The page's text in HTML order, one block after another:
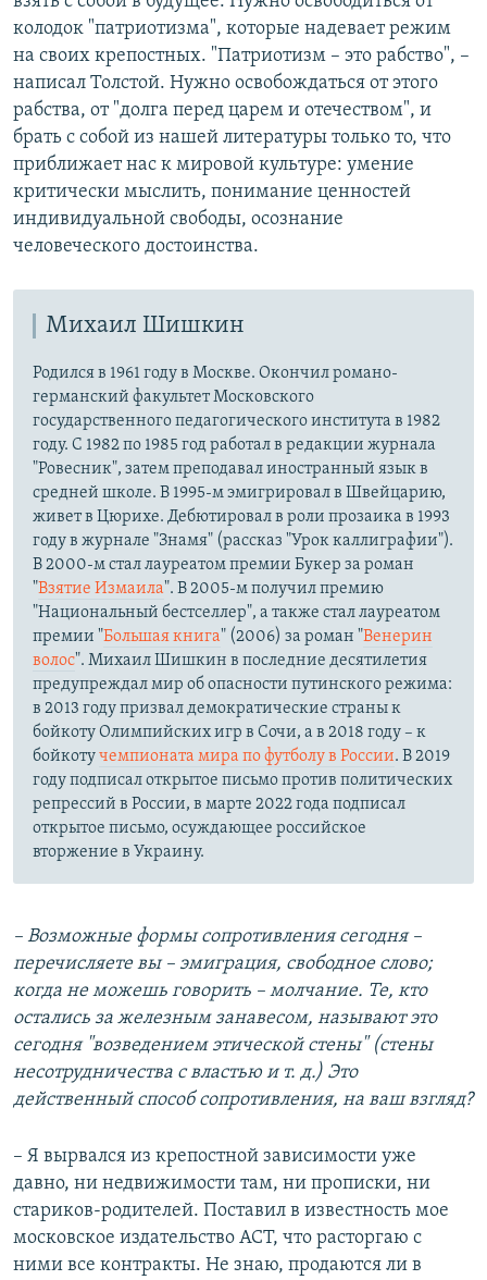
колодок "патриотизма", которые надевает режим
на своих крепостных. "Патриотизм – это рабство", –
написал Толстой. Нужно освобождаться от этого
рабства, от "долга перед царем и отечеством", и
брать с собой из нашей литературы только то, что
приближает нас к мировой культуре: умение
критически мыслить, понимание ценностей
индивидуальной свободы, осознание
человеческого достоинства.
Михаил Шишкин
Родился в 1961 году в Москве. Окончил романо-
германский факультет Московского
государственного педагогического института в 1982
году. С 1982 по 1985 год работал в редакции журнала
"Ровесник", затем преподавал иностранный язык в
средней школе. В 1995-м эмигрировал в Швейцарию,
живет в Цюрихе. Дебютировал в роли прозаика в 1993
году в журнале "Знамя" (рассказ "Урок каллиграфии").
В 2000-м стал лауреатом премии Букер за роман
"Взятие Измаила". В 2005-м получил премию
"Национальный бестселлер", а также стал лауреатом
премии "Большая книга" (2006) за роман "Венерин
волос". Михаил Шишкин в последние десятилетия
предупреждал мир об опасности путинского режима:
в 2013 году призвал демократические страны к
бойкоту Олимпийских игр в Сочи, а в 2018 году – к
бойкотучемпионата мира по футболу в России. В 2019
году подписал открытое письмо против политических
репрессий в России, в марте 2022 года подписал
открытое письмо, осуждающее российское
вторжение в Украину.
– Возможные формы сопротивления сегодня –
перечисляете вы – эмиграция, свободное слово;
когда не можешь говорить – молчание. Те, кто
остались за железным занавесом, называют это
сегодня "возведением этической стены" (стены
несотрудничества с властью и т. д.) Это
действенный способ сопротивления, на ваш взгляд?
– Я вырвался из крепостной зависимости уже
давно, ни недвижимости там, ни прописки, ни
стариков-родителей. Поставил в известность мое
московское издательство АСТ, что расторгаю с
ними все контракты. Не знаю, продаются ли в